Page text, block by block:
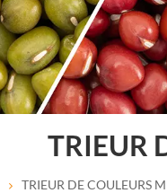
TRIEUR
TRIEUR DE COULEURS